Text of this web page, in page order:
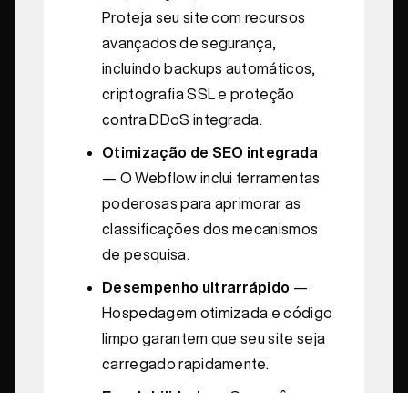
Proteja seu site com recursos
avançados de segurança,
incluindo backups automáticos,
criptografia SSL e proteção
contra DDoS integrada.
Otimização de SEO integrada
— O Webflow inclui ferramentas
poderosas para aprimorar as
classificações dos mecanismos
de pesquisa.
Desempenho ultrarrápido —
Hospedagem otimizada e código
limpo garantem que seu site seja
carregado rapidamente.